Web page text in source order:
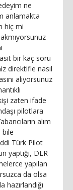
ne
anlamakta
hiç mi
bir kaç soru
direktifle nasıl
alıyorsunuz
zaten ifade
pilotlara
alım
bile
Türk Pilot
yaptığı, DLR
yapılan
da olsa